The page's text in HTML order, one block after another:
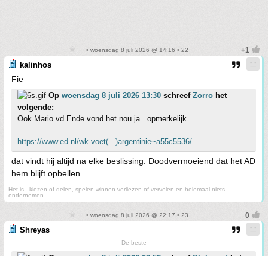
• woensdag 8 juli 2026 @ 14:16 • 22
kalinhos
Fie
Op woensdag 8 juli 2026 13:30 schreef Zorro het
volgende:
Ook Mario vd Ende vond het nou ja.. opmerkelijk.
https://www.ed.nl/wk-voet(...)argentinie~a55c5536/
dat vindt hij altijd na elke beslissing. Doodvermoeiend dat het AD
hem blijft opbellen
Het is...kiezen of delen, spelen winnen verliezen of vervelen en helemaal niets
ondernemen
• woensdag 8 juli 2026 @ 22:17 • 23
Shreyas
De beste